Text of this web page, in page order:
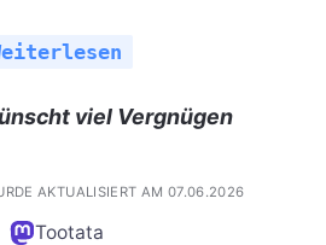
viel Vergnügen
AKTUALISIERT AM 07.06.2026
Tootata